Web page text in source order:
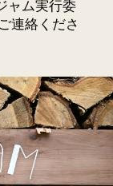
ャム実行委
連絡くださ